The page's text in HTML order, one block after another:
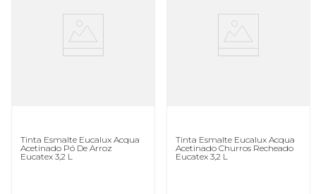
Tinta Esmalte Eucalux Acqua
Acetinado Pó De Arroz
Eucatex 3,2 L
Tinta Esmalte Eucalux Acqua
Acetinado Churros Recheado
Eucatex 3,2 L